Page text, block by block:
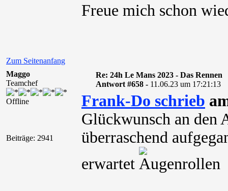
Freue mich schon
Zum Seitenanfang
Maggo
Teamchef
Offline
Beiträge: 2941
Re: 24h Le Mans 2023 - Das Rennen
Antwort #658 - 11.06.23 um 17:21:13
Frank-Do schrieb
Glückwunsch an den
überraschend
erwartet